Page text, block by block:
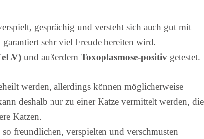
gesprächig und versteht sich auch gut mit
sehr viel Freude bereiten wird.
und außerdem Toxoplasmose-positiv getestet.
werden, allerdings können möglicherweise
deshalb nur zu einer Katze vermittelt werden, die
Katzen.
freundlichen, verspielten und verschmusten